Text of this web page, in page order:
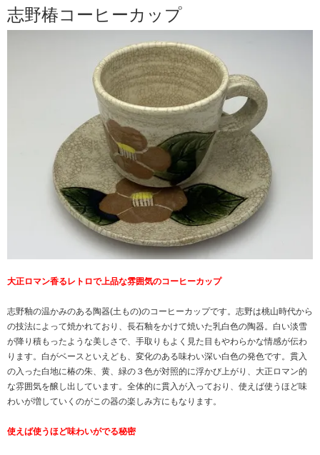
志野椿コーヒーカップ
大正ロマン香るレトロで上品な雰囲気のコーヒーカップ
志野釉の温かみのある陶器(土もの)のコーヒーカップです。志野は桃山時代から
の技法によって焼かれており、長石釉をかけて焼いた乳白色の陶器。白い淡雪
が降り積もったような美しさで、手取りもよく見た目もやわらかな情感が伝わ
ります。白がベースといえども、変化のある味わい深い白色の発色です。貫入
の入った白地に椿の朱、黄、緑の３色が対照的に浮かび上がり、大正ロマン的
な雰囲気を醸し出しています。全体的に貫入が入っており、使えば使うほど味
わいが増していくのがこの器の楽しみ方にもなります。
使えば使うほど味わいがでる秘密